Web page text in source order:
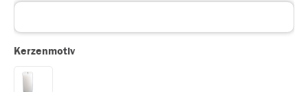
Kerzenmotiv